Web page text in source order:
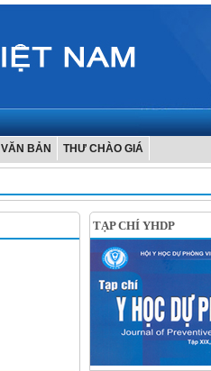
VĂN BẢN THƯ CHÀO GIÁ
TẠP CHÍ YHDP